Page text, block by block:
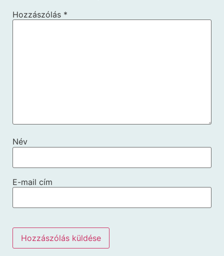
Hozzászólás *
Név
E-mail cím